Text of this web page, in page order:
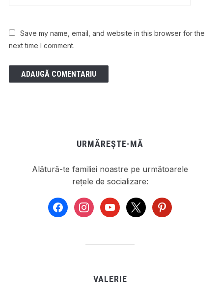
Save my name, email, and website in this browser for the
next time I comment.
URMĂREȘTE-MĂ
Alătură-te familiei noastre pe următoarele
rețele de socializare:
facebookinstagramyoutube
x pinterest
VALERIE